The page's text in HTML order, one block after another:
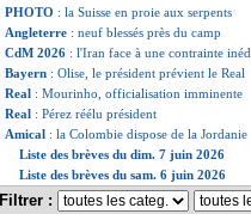
PHOTO : la Suisse en proie aux serpents
Angleterre : neuf blessés près du camp
CdM 2026 : l'Iran face à une contrainte
Bayern : Olise, le président prévient le Real
Real : Mourinho, officialisation imminente
Real : Pérez réélu président
Amical : la Colombie dispose de la Jordanie
Liste des brèves du dim. 7 juin 2026
Liste des brèves du sam. 6 juin 2026
Filtrer :